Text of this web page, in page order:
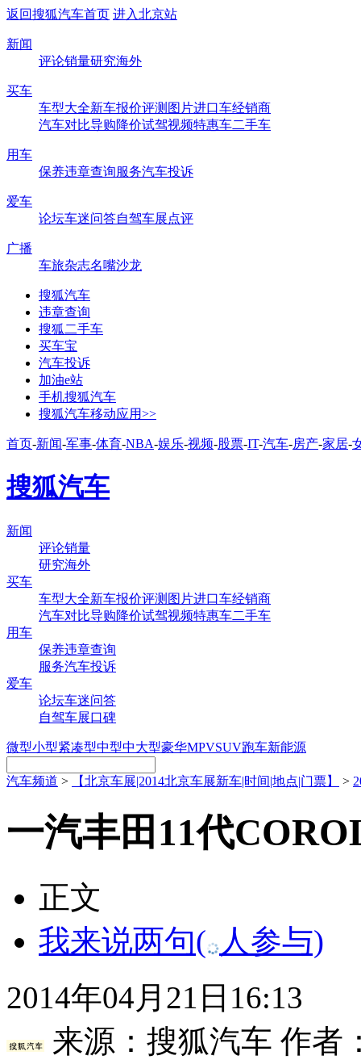
返回搜狐汽车首页 进入北京站
新闻
评论销量研究海外
买车
车型大全新车报价评测 图片进口车经销商
汽车对比导购降价试驾视频特惠车二手车
用车
保养违章查询服务汽车投诉
爱车
论坛车迷问答自驾车展点评
广播
车旅杂志名嘴沙龙
搜狐汽车
违章查询
搜狐二手车
买车宝
汽车投诉
加油e站
手机搜狐汽车
搜狐汽车移动应用>>
首页-新闻-军事-体育-NBA-娱乐-视频-股票-IT-汽车-房产-家居-
搜狐汽车
新闻
评论销量
研究海外
买车
车型大全新车报价评测 图片进口车经销商
汽车对比导购降价试驾视频特惠车二手车
用车
保养违章查询
服务汽车投诉
爱车
论坛车迷问答
自驾车展口碑
微型小型紧凑型中型中大型豪华MPVSUV跑车新能源
汽车频道 > 【北京车展|2014北京车展新车|时间|地点|门票】 >
一汽丰田11代
正文
我来说两句( 人参与)
2014年04月21日16:13
来源： 搜狐汽车 作者